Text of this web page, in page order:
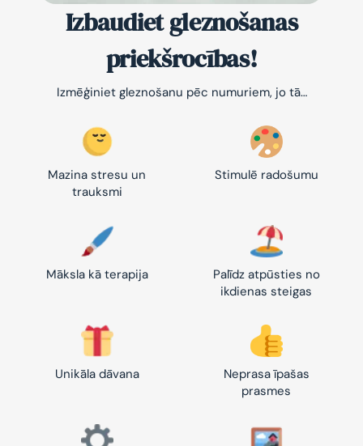
Izbaudiet gleznošanas
priekšrocības!
Izmēģiniet gleznošanu pēc numuriem, jo tā…
Mazina stresu un
trauksmi
Stimulē radošumu
Māksla kā terapija
Palīdz atpūsties no
ikdienas steigas
Unikāla dāvana
Neprasa īpašas
prasmes